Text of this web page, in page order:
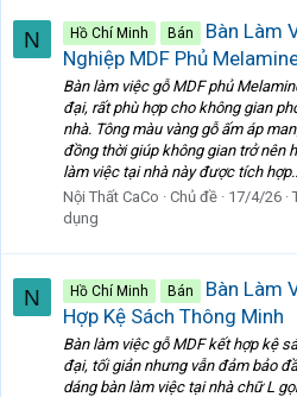
N Hồ Chí Minh Bán
Bàn Làm
Nghiệp MDF Phủ
Bàn làm việc gỗ MDF phủ
đại, rất phù hợp cho không gian
nhà. Tông màu vàng gỗ ấm áp
đồng thời giúp không gian trở nên
làm việc tại nhà này được tích
Nội Thất CaCo
Chủ đề 17/4/26
dụng
N Hồ Chí Minh Bán
Bàn Làm
Hợp Kệ Sách Thông Minh
Bàn làm việc gỗ MDF kết hợp kệ
đại, tối giản nhưng vẫn đảm bảo
dáng bàn làm việc tại nhà chữ L